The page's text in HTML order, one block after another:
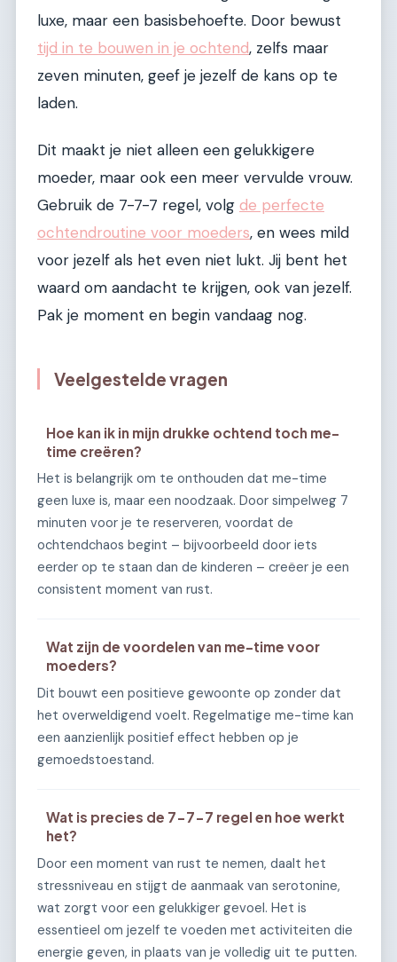
luxe, maar een basisbehoefte. Door bewust
tijd in te bouwen in je ochtend, zelfs maar
zeven minuten, geef je jezelf de kans op te
laden.
Dit maakt je niet alleen een gelukkigere
moeder, maar ook een meer vervulde vrouw.
Gebruik de 7-7-7 regel, volg de perfecte
ochtendroutine voor moeders, en wees mild
voor jezelf als het even niet lukt. Jij bent het
waard om aandacht te krijgen, ook van jezelf.
Pak je moment en begin vandaag nog.
Veelgestelde vragen
Hoe kan ik in mijn drukke ochtend toch me-
time creëren?
Het is belangrijk om te onthouden dat me-time
geen luxe is, maar een noodzaak. Door simpelweg 7
minuten voor je te reserveren, voordat de
ochtendchaos begint – bijvoorbeeld door iets
eerder op te staan dan de kinderen – creëer je een
consistent moment van rust.
Wat zijn de voordelen van me-time voor
moeders?
Dit bouwt een positieve gewoonte op zonder dat
het overweldigend voelt. Regelmatige me-time kan
een aanzienlijk positief effect hebben op je
gemoedstoestand.
Wat is precies de 7-7-7 regel en hoe werkt
het?
Door een moment van rust te nemen, daalt het
stressniveau en stijgt de aanmaak van serotonine,
wat zorgt voor een gelukkiger gevoel. Het is
essentieel om jezelf te voeden met activiteiten die
energie geven, in plaats van je volledig uit te putten.